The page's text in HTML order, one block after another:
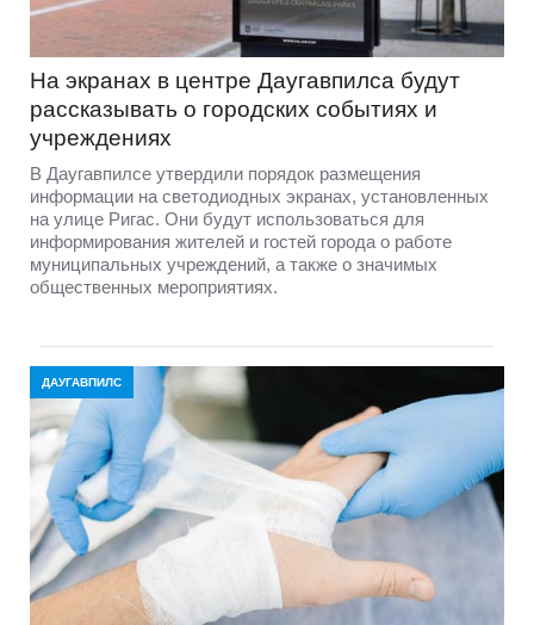
На экранах в центре Даугавпилса будут
рассказывать о городских событиях и
учреждениях
В Даугавпилсе утвердили порядок размещения
информации на светодиодных экранах, установленных
на улице Ригас. Они будут использоваться для
информирования жителей и гостей города о работе
муниципальных учреждений, а также о значимых
общественных мероприятиях.
ДАУГАВПИЛС